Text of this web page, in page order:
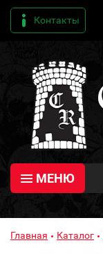
Контакты
МЕНЮ
Главная Каталог